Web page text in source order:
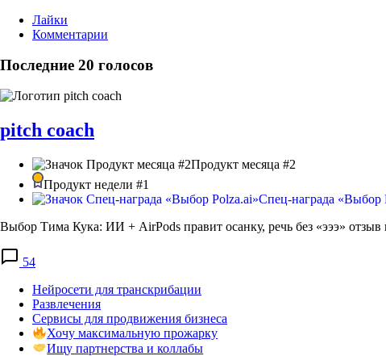
Лайки
Комментарии
Последние 20 голосов
pitch coach
Продукт месяца #2
Продукт недели #1
Спец-награда «Выбор
Выбор Тима Кука: ИИ + AirPods правит осанку, речь без «эээ»
54
Нейросети для транскрибации
Развлечения
Сервисы для продвижения бизнеса
Хочу максимальную прожарку
Ищу партнерства и коллабы